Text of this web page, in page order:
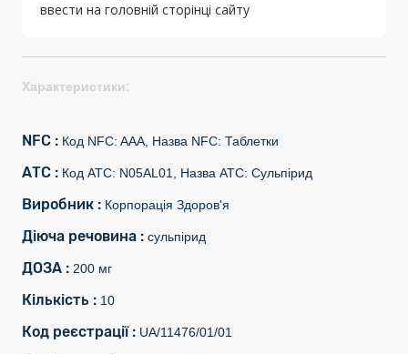
ввести на головній сторінці сайту
Характеристики:
NFC : Код NFC: AAA, Назва NFC: Таблетки
АТС : Код АТС: N05AL01, Назва АТС: Сульпірид
Виробник : Корпорація Здоров'я
Діюча речовина : сульпірид
ДОЗА : 200 мг
Кількість : 10
Код реєстрації : UA/11476/01/01